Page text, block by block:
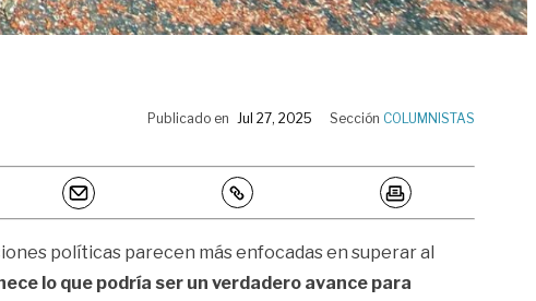
Publicado en Jul 27, 2025 Sección COLUMNISTAS
políticas parecen más enfocadas en superar al
lo que podría ser un verdadero avance para